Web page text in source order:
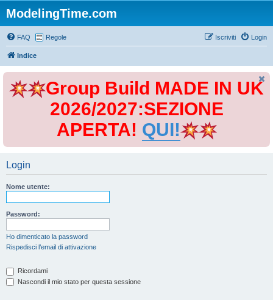
ModelingTime.com
FAQ Regole Login
Iscriviti
Indice
Group Build MADE IN UK
2026/2027:SEZIONE
APERTA! QUI!
Login
Nome utente:
Password:
Ho dimenticato la password
Rispedisci l’email di attivazione
Ricordami
Nascondi il mio stato per questa sessione